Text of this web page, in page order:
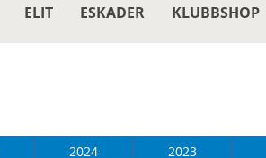
ELIT ESKADER KLUBBSHOP
2024 2023